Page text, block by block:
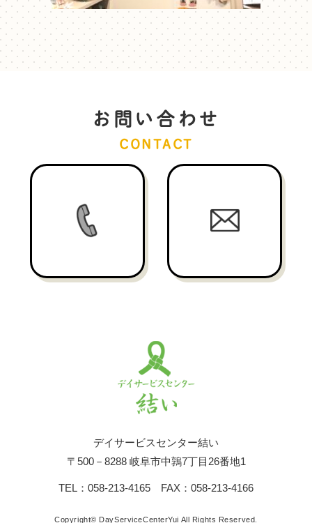
お問い合わせ
CONTACT
デイサービスセンター結い
〒500－8288 岐阜市中鶉7丁目26番地1
TEL：058-213-4165 FAX：058-213-4166
Copyright© DayServiceCenterYui All Rights Reserved.